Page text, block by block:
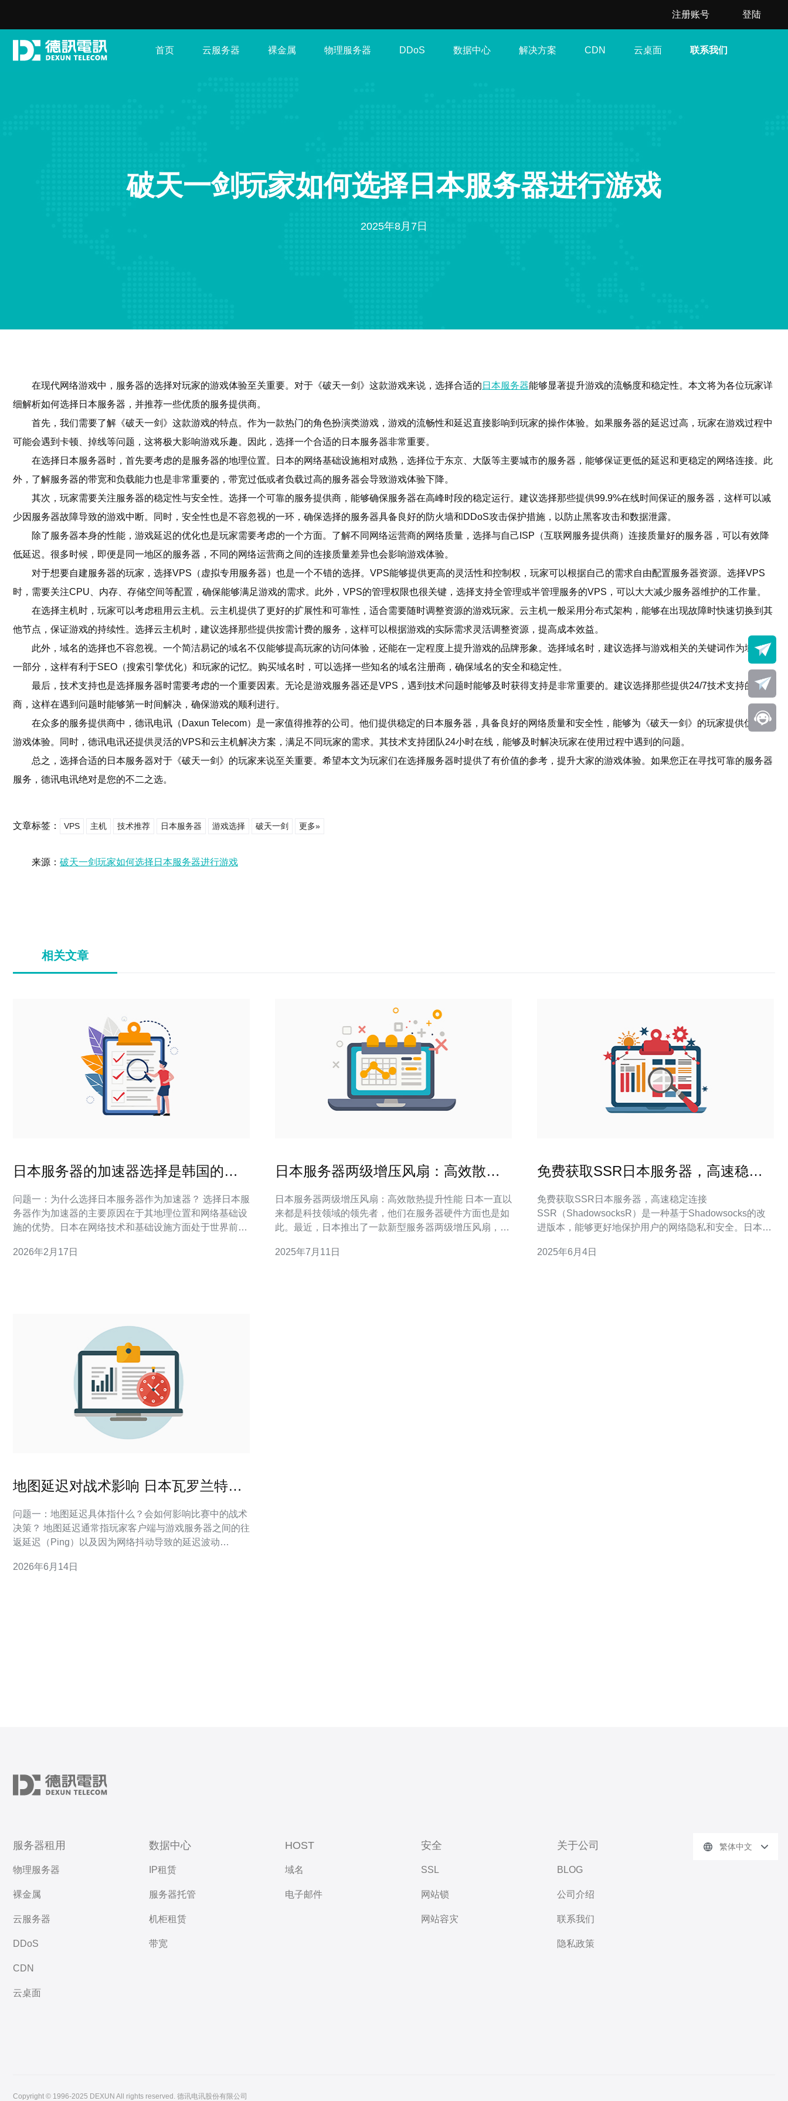
注册账号 登陆
首页 云服务器 裸金属 物理服务器 DDoS 数据中心 解决方案 CDN 云桌面 联系我们
破天一剑玩家如何选择日本服务器进行游戏
2025年8月7日
在现代网络游戏中，服务器的选择对玩家的游戏体验至关重要。对于《破天一剑》这款游戏来说，选择合适的 日本服务器能够显著提升游戏的流畅度和稳定性。本文将为各位玩家详
细解析如何选择日本服务器，并推荐一些优质的服务提供商。
首先，我们需要了解《破天一剑》这款游戏的特点。作为一款热门的角色扮演类游戏，游戏的流畅性和延迟直接影响到玩家的操作体验。如果服务器的延迟过高，玩家在游戏过程中
可能会遇到卡顿、掉线等问题，这将极大影响游戏乐趣。因此，选择一个合适的日本服务器非常重要。
在选择日本服务器时，首先要考虑的是服务器的地理位置。日本的网络基础设施相对成熟，选择位于东京、大阪等主要城市的服务器，能够保证更低的延迟和更稳定的网络连接。此
外，了解服务器的带宽和负载能力也是非常重要的，带宽过低或者负载过高的服务器会导致游戏体验下降。
其次，玩家需要关注服务器的稳定性与安全性。选择一个可靠的服务提供商，能够确保服务器在高峰时段的稳定运行。建议选择那些提供99.9%在线时间保证的服务器，这样可以减
少因服务器故障导致的游戏中断。同时，安全性也是不容忽视的一环，确保选择的服务器具备良好的防火墙和DDoS攻击保护措施，以防止黑客攻击和数据泄露。
除了服务器本身的性能，游戏延迟的优化也是玩家需要考虑的一个方面。了解不同网络运营商的网络质量，选择与自己ISP（互联网服务提供商）连接质量好的服务器，可以有效降
低延迟。很多时候，即便是同一地区的服务器，不同的网络运营商之间的连接质量差异也会影响游戏体验。
对于想要自建服务器的玩家，选择VPS（虚拟专用服务器）也是一个不错的选择。VPS能够提供更高的灵活性和控制权，玩家可以根据自己的需求自由配置服务器资源。选择VPS
时，需要关注CPU、内存、存储空间等配置，确保能够满足游戏的需求。此外，VPS的管理权限也很关键，选择支持全管理或半管理服务的VPS，可以大大减少服务器维护的工作量。
在选择主机时，玩家可以考虑租用云主机。云主机提供了更好的扩展性和可靠性，适合需要随时调整资源的游戏玩家。云主机一般采用分布式架构，能够在出现故障时快速切换到其
他节点，保证游戏的持续性。选择云主机时，建议选择那些提供按需计费的服务，这样可以根据游戏的实际需求灵活调整资源，提高成本效益。
此外，域名的选择也不容忽视。一个简洁易记的域名不仅能够提高玩家的访问体验，还能在一定程度上提升游戏的品牌形象。选择域名时，建议选择与游戏相关的关键词作为域名的
一部分，这样有利于SEO（搜索引擎优化）和玩家的记忆。购买域名时，可以选择一些知名的域名注册商，确保域名的安全和稳定性。
最后，技术支持也是选择服务器时需要考虑的一个重要因素。无论是游戏服务器还是VPS，遇到技术问题时能够及时获得支持是非常重要的。建议选择那些提供24/7技术支持的服务
商，这样在遇到问题时能够第一时间解决，确保游戏的顺利进行。
在众多的服务提供商中，德讯电讯（Daxun Telecom）是一家值得推荐的公司。他们提供稳定的日本服务器，具备良好的网络质量和安全性，能够为《破天一剑》的玩家提供优质的
游戏体验。同时，德讯电讯还提供灵活的VPS和云主机解决方案，满足不同玩家的需求。其技术支持团队24小时在线，能够及时解决玩家在使用过程中遇到的问题。
总之，选择合适的日本服务器对于《破天一剑》的玩家来说至关重要。希望本文为玩家们在选择服务器时提供了有价值的参考，提升大家的游戏体验。如果您正在寻找可靠的服务器
服务，德讯电讯绝对是您的不二之选。
文章标签： VPS 主机 技术推荐 日本服务器 游戏选择 破天一剑 更多»
来源： 破天一剑玩家如何选择日本服务器进行游戏
相关文章
日本服务器的加速器选择是韩国的最
问题一：为什么选择日本服务器作为加速器？ 选择日本服
务器作为加速器的主要原因在于其地理位置和网络基础设
施的优势。日本在网络技术和基础设施方面处于世界前
器的用户可以获得更好的访问体验，尤其是对于那些需要
2026年2月17日
日本服务器两级增压风扇：高效散热
日本服务器两级增压风扇：高效散热提升性能 日本一直以
来都是科技领域的领先者，他们在服务器硬件方面也是如
此。最近，日本推出了一款新型服务器两级增压风扇，这
能。 服务器在运行过程中会产生大量的热量，如果不及时
2025年7月11日
免费获取SSR日本服务器，高速稳定
免费获取SSR日本服务器，高速稳定连接
SSR（ShadowsocksR）是一种基于Shadowsocks的改
进版本，能够更好地保护用户的网络隐私和安全。日本服
绍如何免费获取SSR日本服务器，享受高速稳定的网络连
2025年6月4日
地图延迟对战术影响 日本瓦罗兰特服
问题一：地图延迟具体指什么？会如何影响比赛中的战术
决策？ 地图延迟通常指玩家客户端与游戏服务器之间的往
返延迟（Ping）以及因为网络抖动导致的延迟波动
弹命中判定延迟、技能投掷与生效延迟、玩家位置不同步
2026年6月14日
服务器租用
物理服务器
裸金属
云服务器
DDoS
CDN
云桌面
数据中心
IP租赁
服务器托管
机柜租赁
带宽
HOST
域名
电子邮件
安全
SSL
网站锁
网站容灾
关于公司
BLOG
公司介绍
联系我们
隐私政策
繁体中文
Copyright © 1996-2025 DEXUN All rights reserved. 德讯电讯股份有限公司